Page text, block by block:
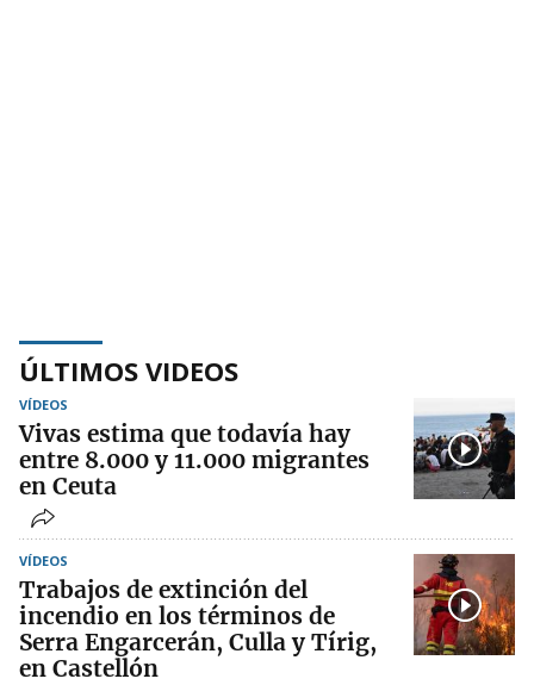
ÚLTIMOS VIDEOS
VÍDEOS
Vivas estima que todavía hay
entre 8.000 y 11.000 migrantes
en Ceuta
VÍDEOS
Trabajos de extinción del
incendio en los términos de
Serra Engarcerán, Culla y Tírig,
en Castellón